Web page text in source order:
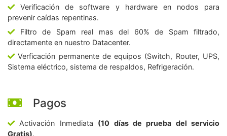
Verificación de software y hardware en nodos para
prevenir caídas repentinas.
Filtro de Spam real mas del 60% de Spam filtrado,
directamente en nuestro Datacenter.
Verficación permanente de equipos (Switch, Router, UPS,
Sistema eléctrico, sistema de respaldos, Refrigeración.
Pagos
Activación Inmediata (10 días de prueba del servicio
Gratis).